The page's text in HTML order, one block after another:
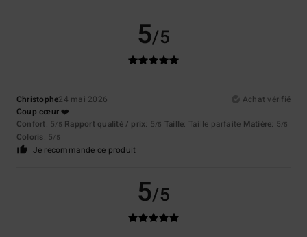
5/5
Christophe24 mai 2026
Achat vérifié
Coup cœur ❤️
Confort: 5/5 Rapport qualité / prix: 5/5 Taille: Taille parfaite Matière: 5/5
Coloris: 5/5
Je recommande ce produit
5/5